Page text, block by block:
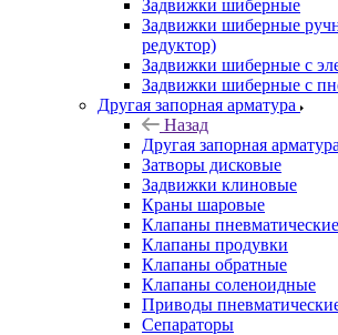
Задвижки шиберные
Задвижки шиберные
редуктор)
Задвижки шиберные с
Задвижки шиберные с
Другая запорная арматура
Назад
Другая запорная арматура
Затворы дисковые
Задвижки клиновые
Краны шаровые
Клапаны пневматические
Клапаны продувки
Клапаны обратные
Клапаны соленоидные
Приводы
Сепараторы